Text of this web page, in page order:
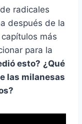
radicales
después de la
más
para la
esto? ¿Qué
las milanesas